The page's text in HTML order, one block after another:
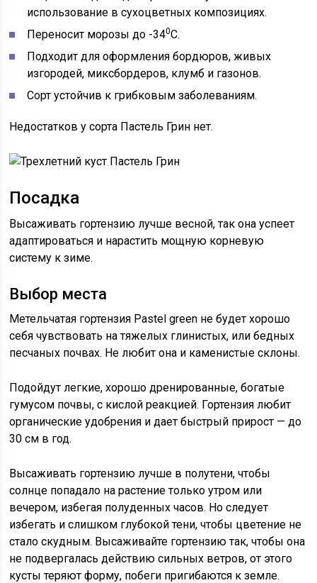
использование в сухоцветных композициях.
Переносит морозы до -340С.
Подходит для оформления бордюров, живых
изгородей, миксбордеров, клумб и газонов.
Сорт устойчив к грибковым заболеваниям.
Недостатков у сорта Пастель Грин нет.
Посадка
Высаживать гортензию лучше весной, так она успеет
адаптироваться и нарастить мощную корневую
систему к зиме.
Выбор места
Метельчатая гортензия Pastel green не будет хорошо
себя чувствовать на тяжелых глинистых, или бедных
песчаных почвах. Не любит она и каменистые склоны.
Подойдут легкие, хорошо дренированные, богатые
гумусом почвы, с кислой реакцией. Гортензия любит
органические удобрения и дает быстрый прирост — до
30 см в год.
Высаживать гортензию лучше в полутени, чтобы
солнце попадало на растение только утром или
вечером, избегая полуденных часов. Но следует
избегать и слишком глубокой тени, чтобы цветение не
стало скудным. Высаживайте гортензию так, чтобы она
не подвергалась действию сильных ветров, от этого
кусты теряют форму, побеги пригибаются к земле.